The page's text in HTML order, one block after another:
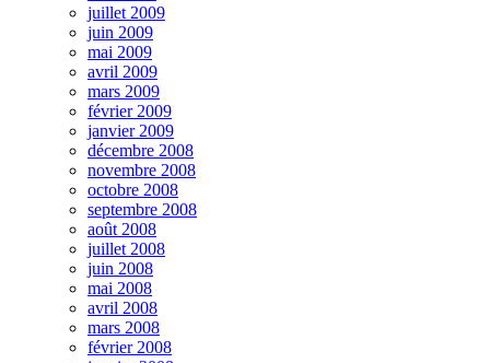
juillet 2009
juin 2009
mai 2009
avril 2009
mars 2009
février 2009
janvier 2009
décembre 2008
novembre 2008
octobre 2008
septembre 2008
août 2008
juillet 2008
juin 2008
mai 2008
avril 2008
mars 2008
février 2008